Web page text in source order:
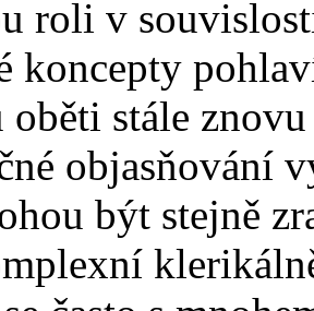
roli v
koncepty
stále
objasňování
být stejně